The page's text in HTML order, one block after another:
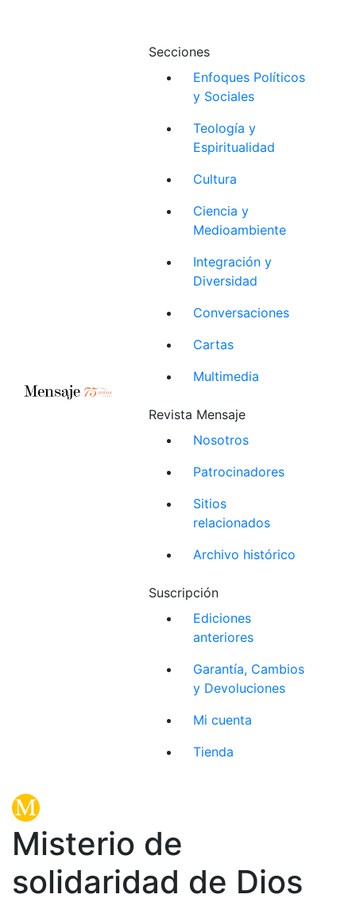
Secciones
Enfoques Políticos
y Sociales
Teología y
Espiritualidad
Cultura
Ciencia y
Medioambiente
Integración y
Diversidad
Conversaciones
Cartas
Multimedia
Revista Mensaje
Nosotros
Patrocinadores
Sitios
relacionados
Archivo histórico
Suscripción
Ediciones
anteriores
Garantía, Cambios
y Devoluciones
Mi cuenta
Tienda
Misterio de
solidaridad de Dios